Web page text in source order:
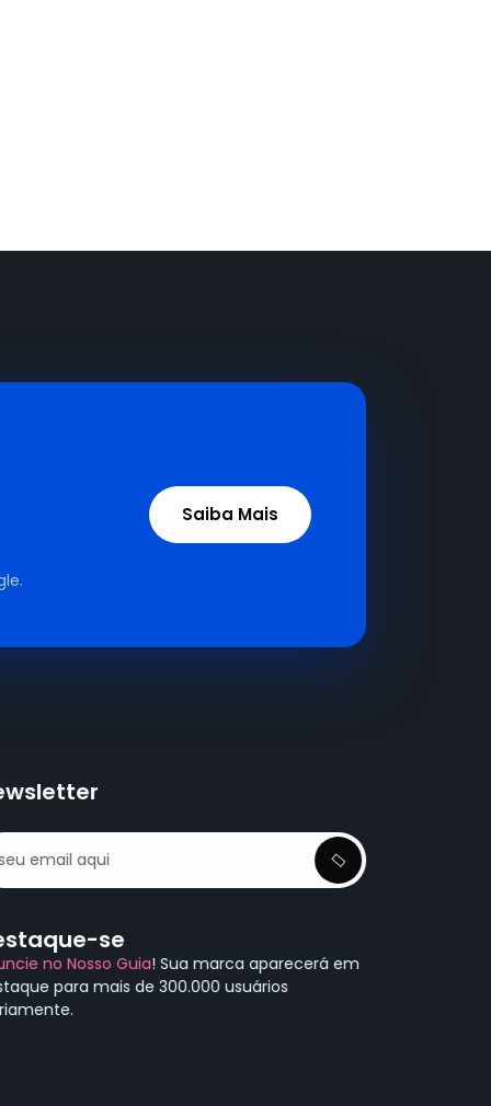
Saiba Mais
se
no Nosso Guia! Sua marca aparecerá em
para mais de 300.000 usuários